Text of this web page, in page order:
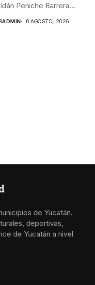
Peniche Barrera
ADMIN 8 AGOSTO, 2026
de Yucatán.
deportivas,
de Yucatán a nivel